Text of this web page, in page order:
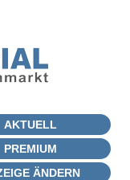
AKTUELL
PREMIUM
ÄNDERN